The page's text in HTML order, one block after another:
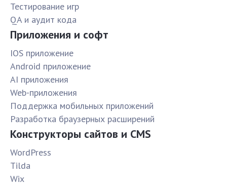
Тестирование игр
QA и аудит кода
Приложения и софт
IOS приложение
Android приложение
AI приложения
Web-приложения
Поддержка мобильных приложений
Разработка браузерных расширений
Конструкторы сайтов и CMS
WordPress
Tilda
Wix